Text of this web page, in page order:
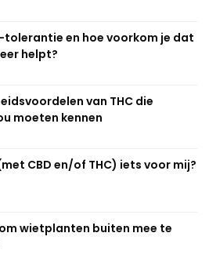
tolerantie en hoe voorkom je dat
helpt?
van THC die
moeten kennen
CBD en/of THC) iets voor mij?
wietplanten buiten mee te